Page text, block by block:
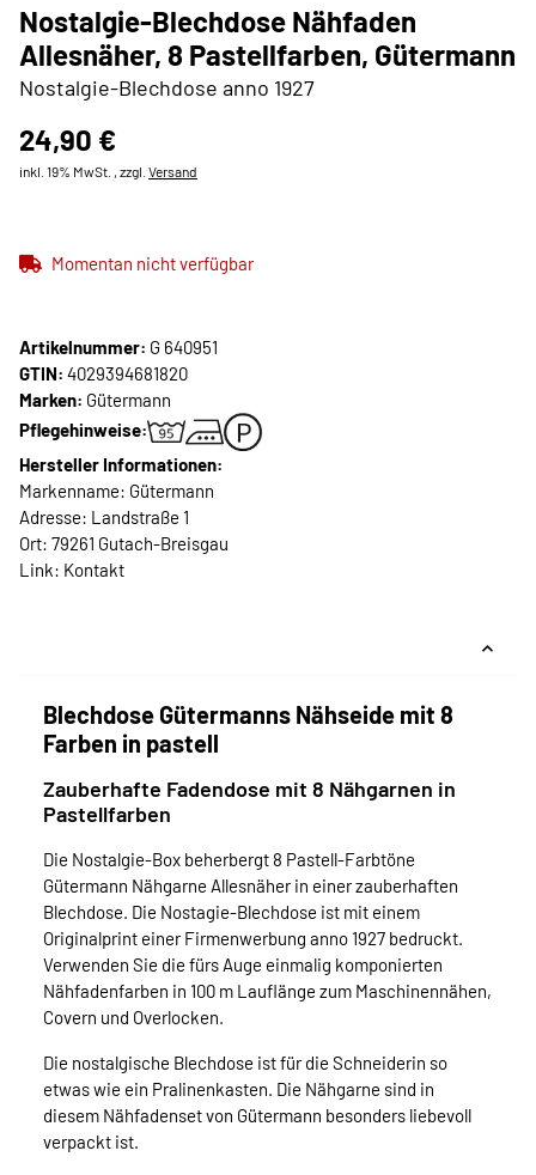
Nostalgie-Blechdose Nähfaden
Allesnäher, 8 Pastellfarben, Gütermann
Nostalgie-Blechdose anno 1927
24,90 €
inkl. 19% MwSt. , zzgl. Versand
Momentan nicht verfügbar
Artikelnummer: G 640951
GTIN: 4029394681820
Marken: Gütermann
Pflegehinweise:
Hersteller Informationen:
Markenname: Gütermann
Adresse: Landstraße 1
Ort: 79261 Gutach-Breisgau
Link: Kontakt
Blechdose Gütermanns Nähseide mit 8
Farben in pastell
Zauberhafte Fadendose mit 8 Nähgarnen in
Pastellfarben
Die Nostalgie-Box beherbergt 8 Pastell-Farbtöne
Gütermann Nähgarne Allesnäher in einer zauberhaften
Blechdose. Die Nostagie-Blechdose ist mit einem
Originalprint einer Firmenwerbung anno 1927 bedruckt.
Verwenden Sie die fürs Auge einmalig komponierten
Nähfadenfarben in 100 m Lauflänge zum Maschinennähen,
Covern und Overlocken.
Die nostalgische Blechdose ist für die Schneiderin so
etwas wie ein Pralinenkasten. Die Nähgarne sind in
diesem Nähfadenset von Gütermann besonders liebevoll
verpackt ist.